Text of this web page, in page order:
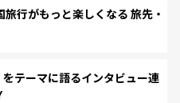
行がもっと楽しくなる 旅先・
テーマに語るインタビュー連